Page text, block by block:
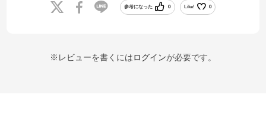
に！DARKROOM😎フル活用します。
参考になった 0 Like! 0
※レビューを書くにはログインが必要です。